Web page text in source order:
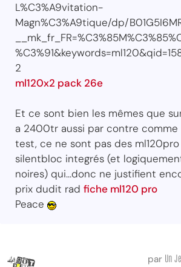
L%C3%A9vitation-
Magn%C3%A9tique/dp/
2
ml120x2 pack 26e
Et ce sont bien les mêmes que
a 2400tr aussi par contre comme
test, ce ne sont pas des
silentbloc integrés (et
noires) qui...donc ne justifient
prix dudit rad fiche ml120 pro
Peace
par Un